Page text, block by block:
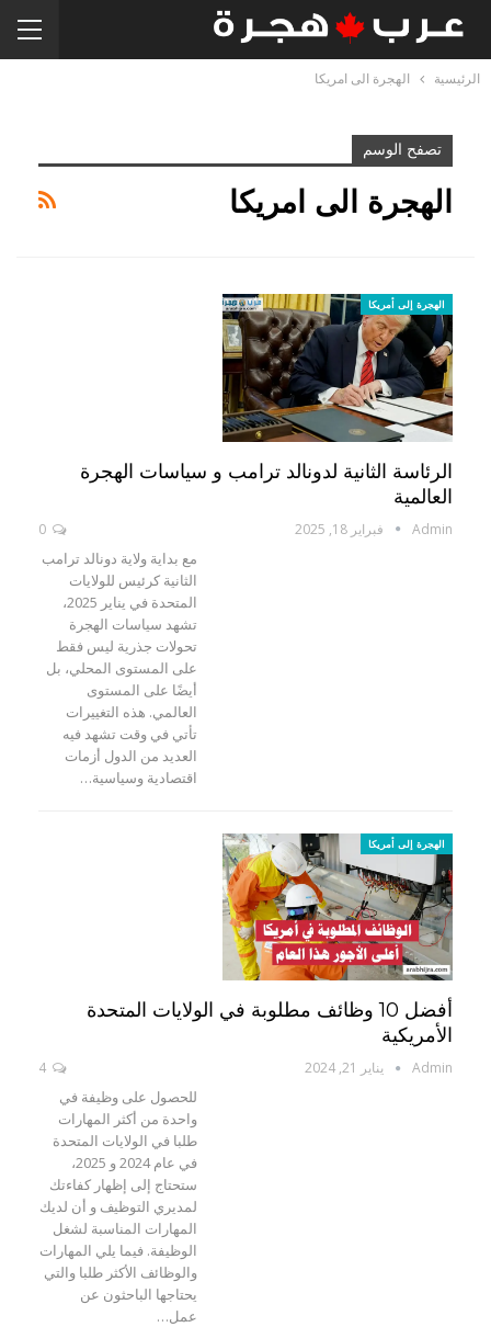
الرئيسية الهجرة الى امريكا
تصفح الوسم
الهجرة الى امريكا
الهجرة إلى أمريكا
الرئاسة الثانية لدونالد ترامب و سياسات الهجرة
العالمية
Admin فبراير 18, 2025
مع بداية ولاية دونالد ترامب
الثانية كرئيس للولايات
المتحدة في يناير 2025،
تشهد سياسات الهجرة
تحولات جذرية ليس فقط
على المستوى المحلي، بل
أيضًا على المستوى
العالمي. هذه التغييرات
تأتي في وقت تشهد فيه
العديد من الدول أزمات
اقتصادية وسياسية…
الهجرة إلى أمريكا
أفضل 10 وظائف مطلوبة في الولايات المتحدة
الأمريكية
Admin يناير 21, 2024
للحصول على وظيفة في
واحدة من أكثر المهارات
طلبا في الولايات المتحدة
في عام 2024 و 2025،
ستحتاج إلى إظهار كفاءتك
لمديري التوظيف و أن لديك
المهارات المناسبة لشغل
الوظيفة. فيما يلي المهارات
والوظائف الأكثر طلبا والتي
يحتاجها الباحثون عن
عمل…